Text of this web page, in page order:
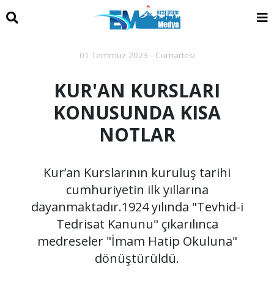
01 Temmuz 2023 - Cumartesi
KUR'AN KURSLARI
KONUSUNDA KISA
NOTLAR
Kur’an Kurslarının kuruluş tarihi
cumhuriyetin ilk yıllarına
dayanmaktadır.1924 yılında "Tevhid-i
Tedrisat Kanunu" çıkarılınca
medreseler "İmam Hatip Okuluna"
dönüştürüldü.